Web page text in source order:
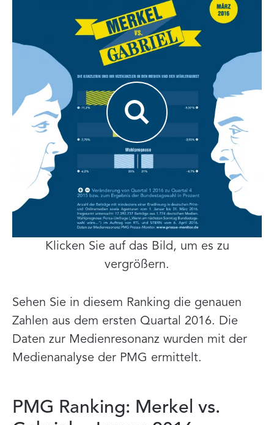
Klicken Sie auf das Bild, um es zu
vergrößern.
Sehen Sie in diesem Ranking die genauen
Zahlen aus dem ersten Quartal 2016. Die
Daten zur Medienresonanz wurden mit der
Medienanalyse der PMG ermittelt.
PMG Ranking: Merkel vs.